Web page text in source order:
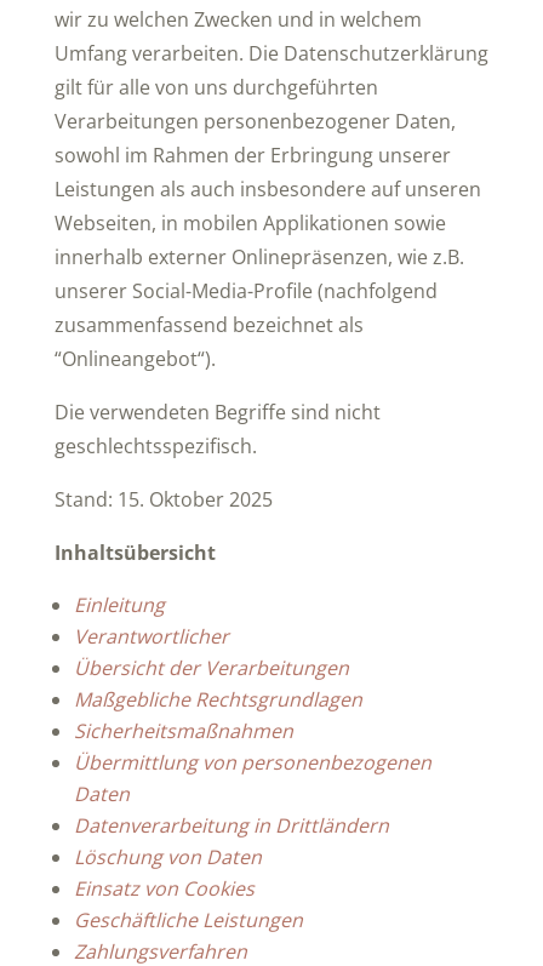
wir zu welchen Zwecken und in welchem
Umfang verarbeiten. Die Datenschutzerklärung
gilt für alle von uns durchgeführten
Verarbeitungen personenbezogener Daten,
sowohl im Rahmen der Erbringung unserer
Leistungen als auch insbesondere auf unseren
Webseiten, in mobilen Applikationen sowie
innerhalb externer Onlinepräsenzen, wie z.B.
unserer Social-Media-Profile (nachfolgend
zusammenfassend bezeichnet als
“Onlineangebot“).
Die verwendeten Begriffe sind nicht
geschlechtsspezifisch.
Stand: 15. Oktober 2025
Inhaltsübersicht
Einleitung
Verantwortlicher
Übersicht der Verarbeitungen
Maßgebliche Rechtsgrundlagen
Sicherheitsmaßnahmen
Übermittlung von personenbezogenen
Daten
Datenverarbeitung in Drittländern
Löschung von Daten
Einsatz von Cookies
Geschäftliche Leistungen
Zahlungsverfahren